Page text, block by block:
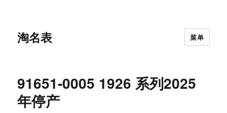
淘名表 菜单
91651-0005 1926 系列2025
年停产